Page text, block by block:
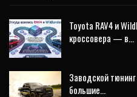
Toyota RAV4 и
кроссовера — в…
Заводской
большие…